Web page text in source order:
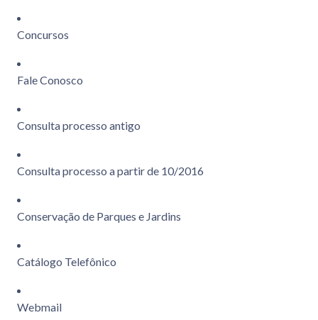
Concursos
Fale Conosco
Consulta processo antigo
Consulta processo a partir de 10/2016
Conservação de Parques e Jardins
Catálogo Telefônico
Webmail